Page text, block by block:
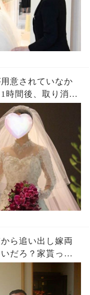
意されていなか
時間後、取り消し
乱になった
ら追い出し嫁両
だろ？家貰った
から100件鬼電